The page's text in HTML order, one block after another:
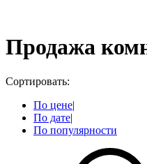
Продажа
Сортировать:
По цене|
По дате|
По популярности